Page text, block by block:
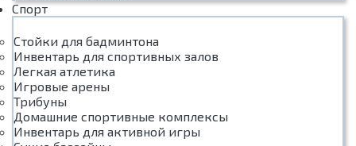
Спорт
Стойки для бадминтона
Инвентарь для спортивных залов
Легкая атлетика
Игровые арены
Трибуны
Домашние спортивные комплексы
Инвентарь для активной игры